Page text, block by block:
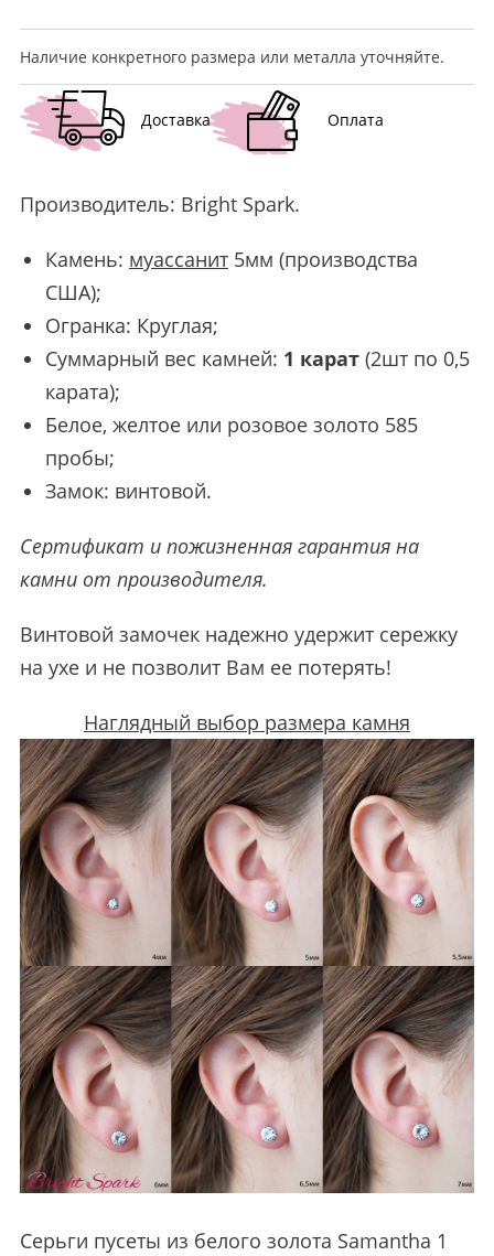
Наличие конкретного размера или металла уточняйте.
Доставка Оплата
Производитель: Bright Spark.
Камень: муассанит5мм (производства
США);
Огранка: Круглая;
Суммарный вес камней: 1 карат(2шт по 0,5
карата);
Белое, желтое или розовое золото 585
пробы;
Замок: винтовой.
Сертификат и пожизненная гарантия на
камни от производителя.
Винтовой замочек надежно удержит сережку
на ухе и не позволит Вам ее потерять!
Наглядный выбор размера камня
Серьги пусеты из белого золота Samantha 1